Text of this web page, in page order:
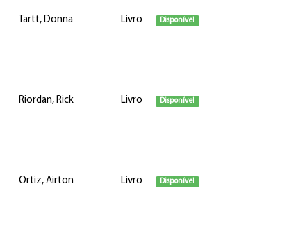
Tartt, Donna Livro Disponível
Riordan, Rick Livro Disponível
Ortiz, Airton Livro Disponível